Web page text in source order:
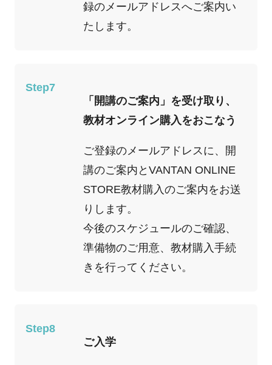
録のメールアドレスへご案内い
たします。
Step7
「開講のご案内」を受け取り、
教材オンライン購入をおこなう
ご登録のメールアドレスに、開
講のご案内とVANTAN ONLINE
STORE教材購入のご案内をお送
りします。
今後のスケジュールのご確認、
準備物のご用意、教材購入手続
きを行ってください。
Step8
ご入学